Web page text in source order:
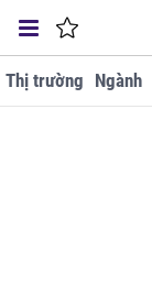
Thị trường Ngành